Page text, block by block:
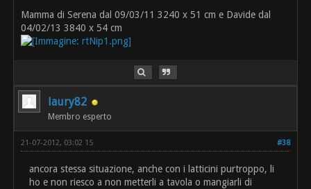
Mamma di Serena dal 09/03/11 3240 x 51 cm e Davide dal
04/02/13 3840 x 54 cm
laury82
Membro esperto
#38
21-07-2012, 03:02 15
ancora stessa situazione, anche con i latticini purtroppo, li
ho e non riesco a non metterli a tavola o mangiarli di